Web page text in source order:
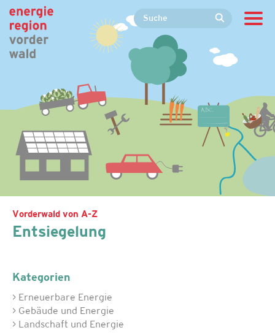
Vorderwald von A-Z
Entsiegelung
Kategorien
> Erneuerbare Energie
> Gebäude und Energie
> Landschaft und Energie